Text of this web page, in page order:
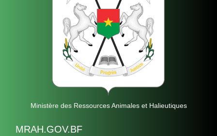
Ministère des Ressources Animales et Halieutiques
MRAH.GOV.BF